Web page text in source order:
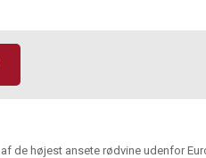
de højest ansete rødvine udenfor